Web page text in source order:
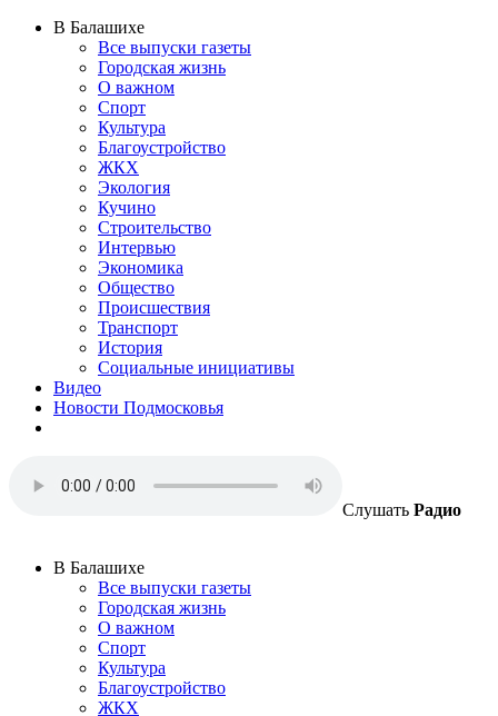
В Балашихе
Все выпуски газеты
Городская жизнь
О важном
Спорт
Культура
Благоустройство
ЖКХ
Экология
Кучино
Строительство
Интервью
Экономика
Общество
Происшествия
Транспорт
История
Социальные инициативы
Видео
Новости Подмосковья
Слушать Радио
В Балашихе
Все выпуски газеты
Городская жизнь
О важном
Спорт
Культура
Благоустройство
ЖКХ